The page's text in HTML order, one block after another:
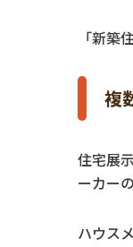
「新築
複
住宅展
ーカー
ハウス